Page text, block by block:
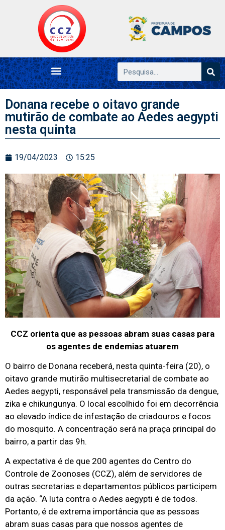
Donana recebe o oitavo grande
mutirão de combate ao Aedes aegypti
nesta quinta
19/04/2023 15:25
CCZ orienta que as pessoas abram suas casas para
os agentes de endemias atuarem
O bairro de Donana receberá, nesta quinta-feira (20), o
oitavo grande mutirão multisecretarial de combate ao
Aedes aegypti, responsável pela transmissão da dengue,
zika e chikungunya. O local escolhido foi em decorrência
ao elevado índice de infestação de criadouros e focos
do mosquito. A concentração será na praça principal do
bairro, a partir das 9h.
A expectativa é de que 200 agentes do Centro do
Controle de Zoonoses (CCZ), além de servidores de
outras secretarias e departamentos públicos participem
da ação. “A luta contra o Aedes aegypti é de todos.
Portanto, é de extrema importância que as pessoas
abram suas casas para que nossos agentes de